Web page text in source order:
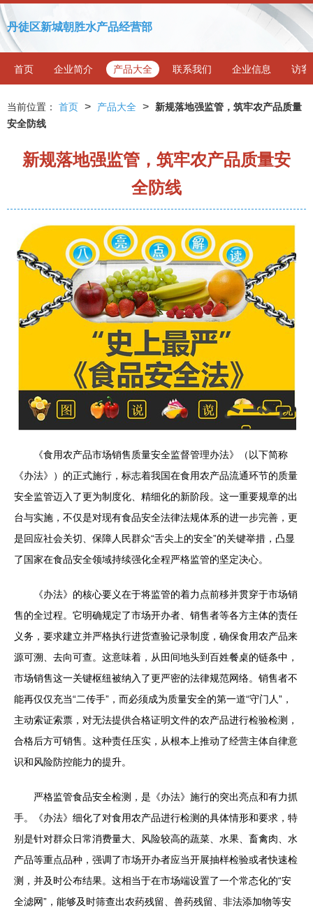
丹徒区新城朝胜水产品经营部
首页 企业简介 产品大全 联系我们 企业信息 访客
当前位置： 首页 > 产品大全 >
新规落地强监管，筑牢农产品质量
安全防线
新规落地强监管，筑牢农产品质量安
全防线
《食用农产品市场销售质量安全监督管理办法》（以下简称
《办法》）的正式施行，标志着我国在食用农产品流通环节的质量
安全监管迈入了更为制度化、精细化的新阶段。这一重要规章的出
台与实施，不仅是对现有食品安全法律法规体系的进一步完善，更
是回应社会关切、保障人民群众“舌尖上的安全”的关键举措，凸显
了国家在食品安全领域持续强化全程严格监管的坚定决心。
《办法》的核心要义在于将监管的着力点前移并贯穿于市场销
售的全过程。它明确规定了市场开办者、销售者等各方主体的责任
义务，要求建立并严格执行进货查验记录制度，确保食用农产品来
源可溯、去向可查。这意味着，从田间地头到百姓餐桌的链条中，
市场销售这一关键枢纽被纳入了更严密的法律规范网络。销售者不
能再仅仅充当“二传手”，而必须成为质量安全的第一道“守门人”，
主动索证索票，对无法提供合格证明文件的农产品进行检验检测，
合格后方可销售。这种责任压实，从根本上推动了经营主体自律意
识和风险防控能力的提升。
严格监管食品安全检测，是《办法》施行的突出亮点和有力抓
手。《办法》细化了对食用农产品进行检测的具体情形和要求，特
别是针对群众日常消费量大、风险较高的蔬菜、水果、畜禽肉、水
产品等重点品种，强调了市场开办者应当开展抽样检验或者快速检
测，并及时公布结果。这相当于在市场端设置了一个常态化的“安
全滤网”，能够及时筛查出农药残留、兽药残留、非法添加物等安